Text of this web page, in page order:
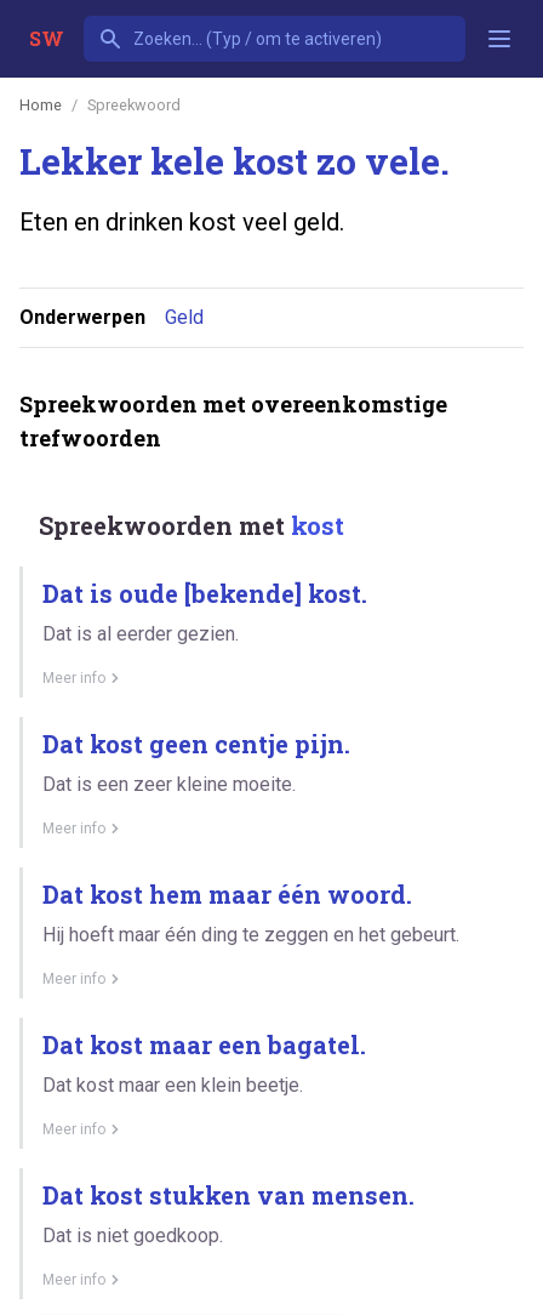
SW
Home Spreekwoord
Lekker kele kost zo vele.
Eten en drinken kost veel geld.
Onderwerpen Geld
Spreekwoorden met overeenkomstige
trefwoorden
Spreekwoorden met kost
Dat is oude [bekende] kost.
Dat is al eerder gezien.
Meer info
Dat kost geen centje pijn.
Dat is een zeer kleine moeite.
Meer info
Dat kost hem maar één woord.
Hij hoeft maar één ding te zeggen en het gebeurt.
Meer info
Dat kost maar een bagatel.
Dat kost maar een klein beetje.
Meer info
Dat kost stukken van mensen.
Dat is niet goedkoop.
Meer info